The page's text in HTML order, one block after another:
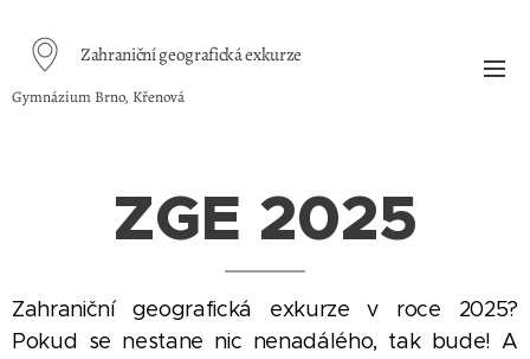
Zahraniční geografická exkurze
Gymnázium Brno, Křenová
ZGE 2025
Zahraniční geografická exkurze v roce 2025?
Pokud se nestane nic nenadálého, tak bude! A